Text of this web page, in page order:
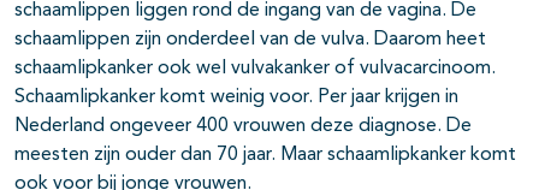
schaamlippen liggen rond de ingang van de vagina. De
schaamlippen zijn onderdeel van de vulva. Daarom heet
schaamlipkanker ook wel vulvakanker of vulvacarcinoom.
Schaamlipkanker komt weinig voor. Per jaar krijgen in
Nederland ongeveer 400 vrouwen deze diagnose. De
meesten zijn ouder dan 70 jaar. Maar schaamlipkanker komt
ook voor bij jonge vrouwen.